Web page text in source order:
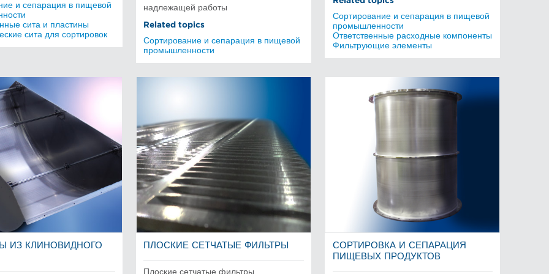
и сепарация в пищевой
сита и пластины
сита для сортировок
надлежащей работы
Related topics
Сортирование и сепарация в пищевой
промышленности
Сортирование и сепарация в пищевой
промышленности
Ответственные расходные компоненты
Фильтрующие элементы
ИЗ КЛИНОВИДНОГО
ПЛОСКИЕ СЕТЧАТЫЕ ФИЛЬТРЫ
СОРТИРОВКА И СЕПАРАЦИЯ
ПИЩЕВЫХ ПРОДУКТОВ